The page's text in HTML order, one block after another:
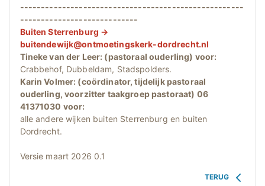
-----------------------------------------------------
----------------------------
Buiten Sterrenburg →
buitendewijk@ontmoetingskerk-dordrecht.nl
Tineke van der Leer: (pastoraal ouderling) voor:
Crabbehof, Dubbeldam, Stadspolders.
Karin Volmer: (coördinator, tijdelijk pastoraal
ouderling, voorzitter taakgroep pastoraat) 06
41371030 voor:
alle andere wijken buiten Sterrenburg en buiten
Dordrecht.
Versie maart 2026 0.1
TERUG